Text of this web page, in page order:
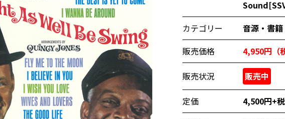
カテゴリー
音源・書籍
販売価格
4,950円（
販売状況 販売中
定価
4,500円+税